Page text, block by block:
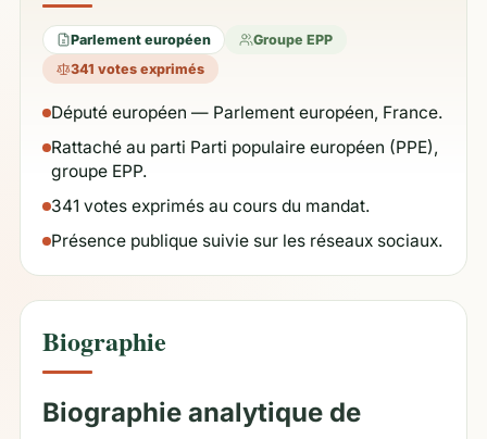
Parlement européen
Groupe EPP
341 votes exprimés
Député européen — Parlement européen, France.
Rattaché au parti Parti populaire européen (PPE),
groupe EPP.
341 votes exprimés au cours du mandat.
Présence publique suivie sur les réseaux sociaux.
Biographie
Biographie analytique de